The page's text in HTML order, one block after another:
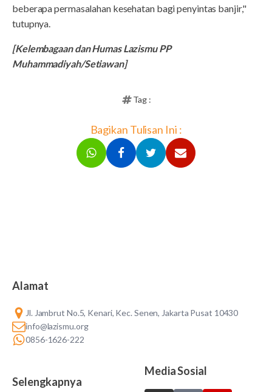
beberapa permasalahan kesehatan bagi penyintas banjir,"
tutupnya.
[Kelembagaan dan Humas Lazismu PP
Muhammadiyah/Setiawan]
Tag :
Bagikan Tulisan Ini :
Alamat
Jl. Jambrut No.5, Kenari, Kec. Senen, Jakarta Pusat 10430
info@lazismu.org
0856-1626-222
Selengkapnya
Media Sosial